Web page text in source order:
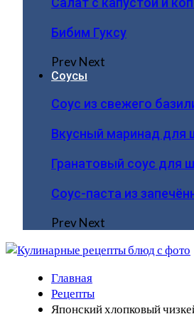
Бибим Гуксу
PrevNext
Соусы
Соус из свежего
Вкусный маринад для
Гранатовый соус для
Соус-паста из
PrevNext
Главная
Рецепты
Японский хлопковый